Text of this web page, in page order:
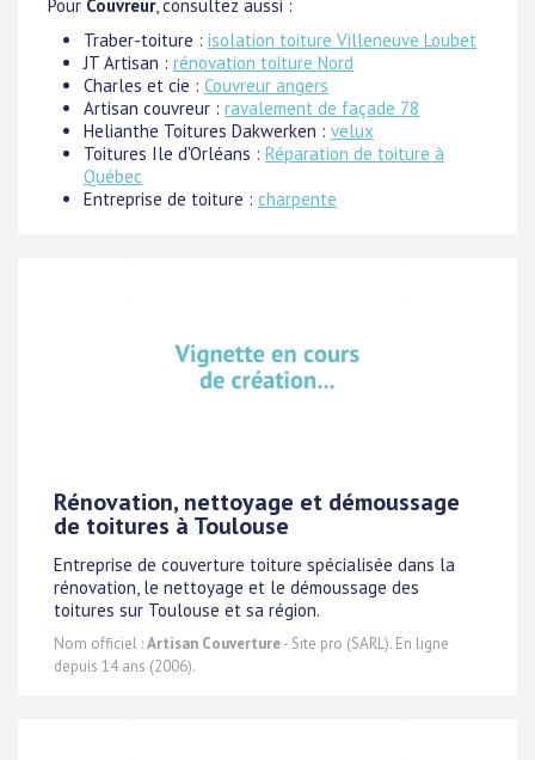
Pour Couvreur, consultez aussi :
Traber-toiture : isolation toiture Villeneuve Loubet
JT Artisan : rénovation toiture Nord
Charles et cie : Couvreur angers
Artisan couvreur : ravalement de façade 78
Helianthe Toitures Dakwerken : velux
Toitures Ile d'Orléans : Réparation de toiture à
Québec
Entreprise de toiture : charpente
Rénovation, nettoyage et démoussage
de toitures à Toulouse
Entreprise de couverture toiture spécialisée dans la
rénovation, le nettoyage et le démoussage des
toitures sur Toulouse et sa région.
Nom officiel :Artisan Couverture- Site pro (SARL). En ligne
depuis 14 ans (2006).